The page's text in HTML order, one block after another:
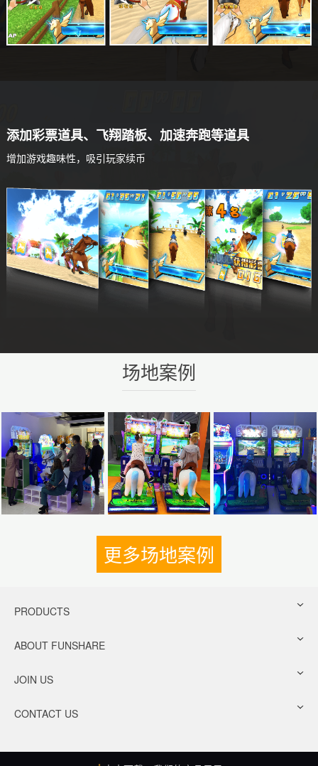
添加彩票道具、飞翔踏板、加速奔跑等道具
增加游戏趣味性，吸引玩家续币
场地案例
更多场地案例
PRODUCTS
ABOUT FUNSHARE
JOIN US
CONTACT US